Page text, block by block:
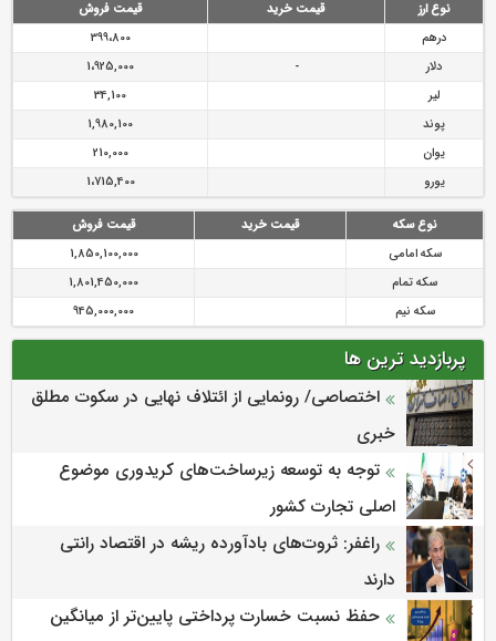
نوع ارز قیمت خرید
قیمت فروش
درهم
399،800
دلار
-
1،925,000
لیر
34,100
پوند
1,980,100
یوان
210,000
یورو
1،715,400
نوع سکه قیمت خرید
قیمت فروش
سکه امامی
1,850,100,000
سکه تمام
1,801,450,000
سکه نیم
945,000,000
پربازدید ترین ها
اختصاصی/ رونمایی از ائتلاف‌ نهایی در سکوت مطلق
خبری
توجه به توسعه زیرساخت‌های کریدوری موضوع
اصلی تجارت کشور
راغفر: ثروت‌های بادآورده ریشه در اقتصاد رانتی
دارند
حفظ نسبت خسارت پرداختی پایین‌تر از میانگین